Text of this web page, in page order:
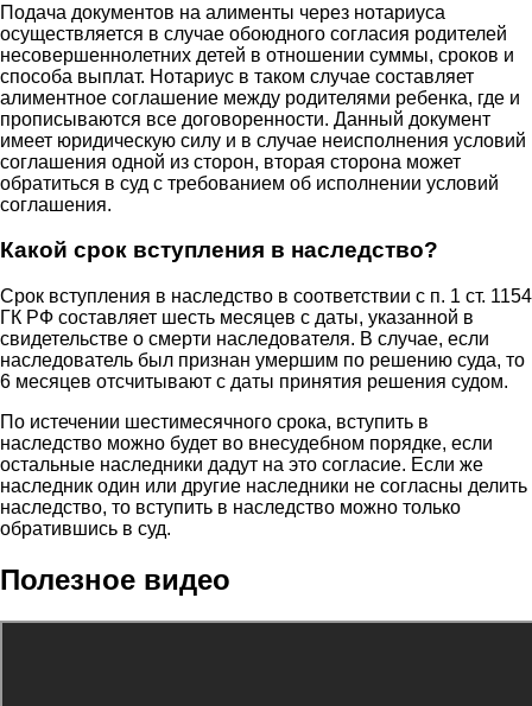
Подача документов на алименты через нотариуса
осуществляется в случае обоюдного согласия родителей
несовершеннолетних детей в отношении суммы, сроков и
способа выплат. Нотариус в таком случае составляет
алиментное соглашение между родителями ребенка, где и
прописываются все договоренности. Данный документ
имеет юридическую силу и в случае неисполнения условий
соглашения одной из сторон, вторая сторона может
обратиться в суд с требованием об исполнении условий
соглашения.
Какой срок вступления в наследство?
Срок вступления в наследство в соответствии с п. 1 ст. 1154
ГК РФ составляет шесть месяцев с даты, указанной в
свидетельстве о смерти наследователя. В случае, если
наследователь был признан умершим по решению суда, то
6 месяцев отсчитывают с даты принятия решения судом.
По истечении шестимесячного срока, вступить в
наследство можно будет во внесудебном порядке, если
остальные наследники дадут на это согласие. Если же
наследник один или другие наследники не согласны делить
наследство, то вступить в наследство можно только
обратившись в суд.
Полезное видео